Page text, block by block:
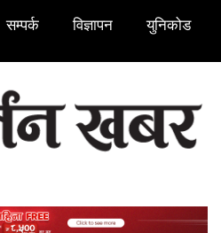
सम्पर्क विज्ञापन युनिकोड